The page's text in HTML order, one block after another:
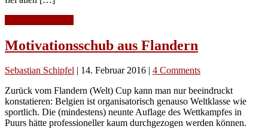
Motivationsschub aus Flandern
Sebastian Schipfel | 14. Februar 2016 | 4 Comments
Zurück vom Flandern (Welt) Cup kann man nur beeindruckt
konstatieren: Belgien ist organisatorisch genauso Weltklasse wie
sportlich. Die (mindestens) neunte Auflage des Wettkampfes in
Puurs hätte professioneller kaum durchgezogen werden können.